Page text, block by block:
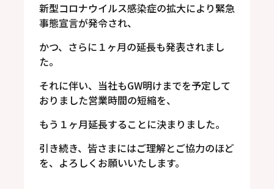
新型コロナウイルス感染症の拡大により緊急
事態宣言が発令され、
かつ、さらに１ヶ月の延長も発表されまし
た。
それに伴い、当社もGW明けまでを予定して
おりました営業時間の短縮を、
もう１ヶ月延長することに決まりました。
引き続き、皆さまにはご理解とご協力のほど
を、よろしくお願いいたします。